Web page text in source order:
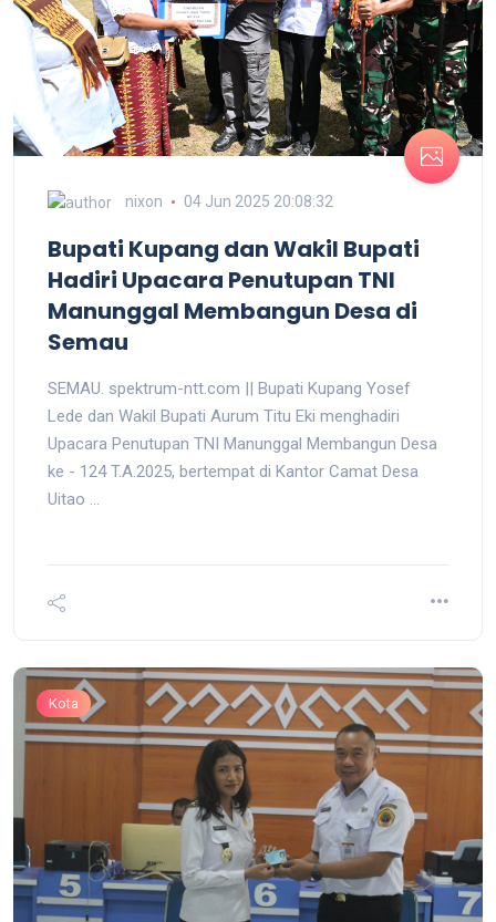
nixon 04 Jun 2025 20:08:32
Bupati Kupang dan Wakil Bupati
Hadiri Upacara Penutupan TNI
Manunggal Membangun Desa di
Semau
SEMAU. spektrum-ntt.com || Bupati Kupang Yosef
Lede dan Wakil Bupati Aurum Titu Eki menghadiri
Upacara Penutupan TNI Manunggal Membangun Desa
ke - 124 T.A.2025, bertempat di Kantor Camat Desa
Uitao ...
Kota